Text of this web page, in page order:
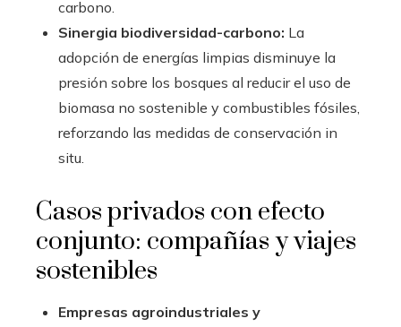
carbono.
Sinergia biodiversidad-carbono: La
adopción de energías limpias disminuye la
presión sobre los bosques al reducir el uso de
biomasa no sostenible y combustibles fósiles,
reforzando las medidas de conservación in
situ.
Casos privados con efecto
conjunto: compañías y viajes
sostenibles
Empresas agroindustriales y